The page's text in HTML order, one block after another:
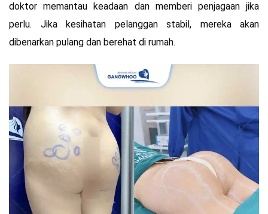
doktor memantau keadaan dan memberi penjagaan jika
perlu. Jika kesihatan pelanggan stabil, mereka akan
dibenarkan pulang dan berehat di rumah.